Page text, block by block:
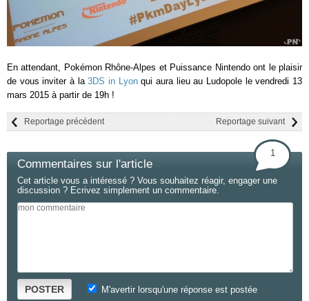
En attendant, Pokémon Rhône-Alpes et Puissance Nintendo ont le plaisir
de vous inviter à la3DS in Lyonqui aura lieu au Ludopole le vendredi 13
mars 2015 à partir de 19h !
Reportage suivant
Reportage précédent
Commentaires sur l'article
1
Cet article vous a intéressé ? Vous souhaitez réagir, engager une
discussion ? Ecrivez simplement un commentaire.
POSTER M'avertir lorsqu'une réponse est postée